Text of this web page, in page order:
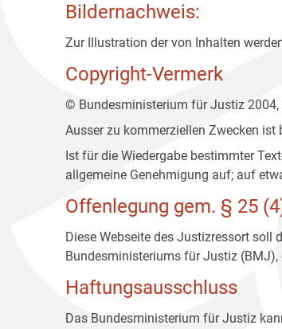
Bildernachweis:
Zur Illustration der von Inhalten
Copyright-Vermerk
© Bundesministerium für Justiz 2004,
Ausser zu kommerziellen Zwecken
Ist für die Wiedergabe bestimmter
allgemeine Genehmigung auf; auf
Offenlegung gem. § 25
Diese Webseite des Justizressort
Bundesministeriums für Justiz
Haftungsausschluss
Das Bundesministerium für Justiz